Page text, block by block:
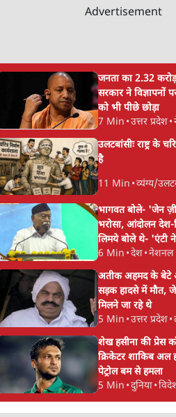
Advertisement
जनता का 2.32 करोड़
सरकार ने विज्ञापनों
को भी पीछे छोड़ा
7 Min •उत्तर प्रदेश•
उलटबांसीः राष्ट्र के
है
11 Min •व्यंग्य/
भागवत बोले- 'जेन
भरोसा, आंदोलन देश-
लिमये बोले थे- 'एंटी
6 Min •देश•नेशनल
अतीक अहमद के बेटे
सड़क हादसे में मौत,
मिलने जा रहे थे
5 Min •उत्तर प्रदेश•
शेख हसीना की प्रेस
क्रिकेटर शाकिब अल
पेट्रोल बम से हमला
5 Min •दुनिया•